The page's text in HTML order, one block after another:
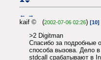
← →
kaif © (2002-07-06 02:26) [10]
>2 Digitman
Спасибо за подробные
способа вызова. Дело
stdcall срабатывают в